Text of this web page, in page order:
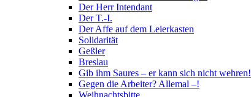
Der Herr Intendant
Der T.-I.
Der Affe auf dem Leierkasten
Solidarität
Geßler
Breslau
Gib ihm Saures – er kann sich nicht wehren!
Gegen die Arbeiter? Allemal –!
Weihnachtsbitte